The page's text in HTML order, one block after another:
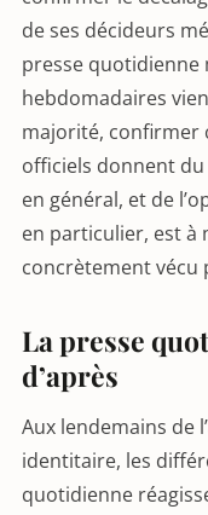
de ses décideurs
presse quotidienne
hebdomadaires
majorité, confirmer
officiels donnent
en général, et de
en particulier, est à
concrètement vécu
La presse
d’après
Aux lendemains de
identitaire, les
quotidienne